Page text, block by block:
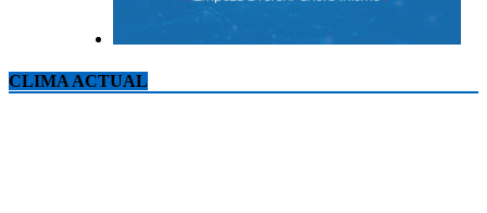
CLIMA ACTUAL